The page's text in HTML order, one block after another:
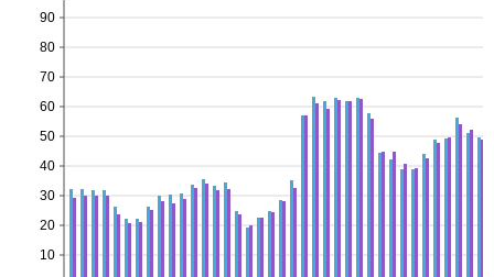
10
20
30
40
50
60
70
80
90